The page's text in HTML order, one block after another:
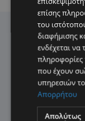
επίσης
του
διαφήμισης
ενδέχεται να
πληροφορίες
που έχουν
υπηρεσιών
Απορρήτου
Απολύτως